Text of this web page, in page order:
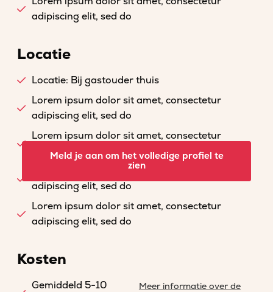
adipiscing elit, sed do
Locatie
Locatie: Bij gastouder thuis
Lorem ipsum dolor sit amet, consectetur
adipiscing elit, sed do
Lorem ipsum dolor sit amet, consectetur
adipiscing elit, sed do
Lorem ipsum dolor sit amet, consectetur
adipiscing elit, sed do
Lorem ipsum dolor sit amet, consectetur
adipiscing elit, sed do
Meld je aan om het volledige profiel te
zien
Kosten
Gemiddeld 5-10
Meer informatie over de